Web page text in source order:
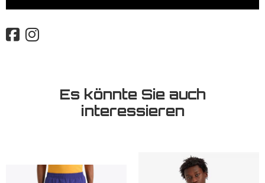
Es könnte Sie auch
interessieren